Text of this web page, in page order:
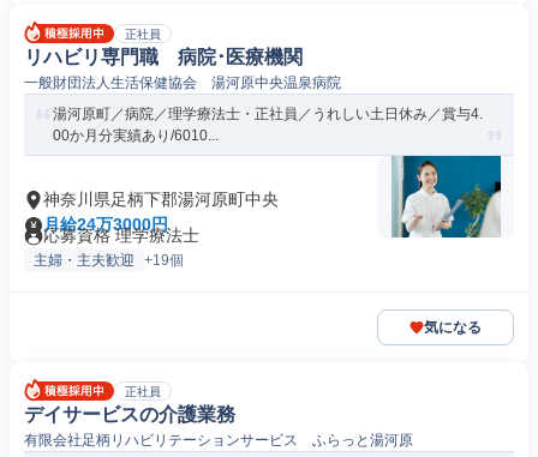
正社員
リハビリ専門職 病院･医療機関
一般財団法人生活保健協会 湯河原中央温泉病院
湯河原町／病院／理学療法士・正社員／うれしい土日休み／賞与4.
00か月分実績あり/6010...
神奈川県足柄下郡湯河原町中央
月給24万3000円
応募資格 理学療法士
主婦・主夫歓迎 +19個
気になる
正社員
デイサービスの介護業務
有限会社足柄リハビリテーションサービス ふらっと湯河原